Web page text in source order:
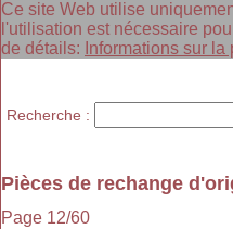
Ce site Web utilise
l'utilisation est nécessaire
de détails: Informations sur
Pièces de rechange
Page 12/60
Recherche :